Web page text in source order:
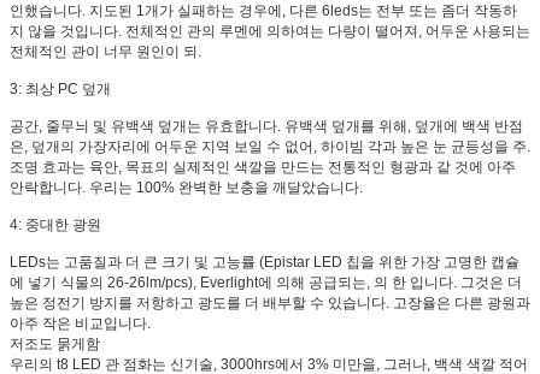
인했습니다. 지도된 1개가 실패하는 경우에, 다른 6leds는 전부 또는 좀더 작동하
지 않을 것입니다. 전체적인 관의 루멘에 의하여는 다량이 떨어져, 어두운 사용되는
전체적인 관이 너무 원인이 되.
3: 최상 PC 덮개
공간, 줄무늬 및 유백색 덮개는 유효합니다. 유백색 덮개를 위해, 덮개에 백색 반점
은, 덮개의 가장자리에 어두운 지역 보일 수 없어, 하이빔 각과 높은 눈 균등성을 주.
조명 효과는 육안, 목표의 실제적인 색깔을 만드는 전통적인 형광과 같 것에 아주
안락합니다. 우리는 100% 완벽한 보충을 깨달았습니다.
4: 중대한 광원
LEDs는 고품질과 더 큰 크기 및 고능률 (Epistar LED 칩을 위한 가장 고명한 캡슐
에 넣기 식물의 26-26lm/pcs), Everlight에 의해 공급되는, 의 한 입니다. 그것은 더
높은 정전기 방지를 저항하고 광도를 더 배부할 수 있습니다. 고장율은 다른 광원과
아주 작은 비교입니다.
저조도 묽게함
우리의 t8 LED 관 점화는 신기술, 3000hrs에서 3% 미만을, 그러나, 백색 색깔 적어